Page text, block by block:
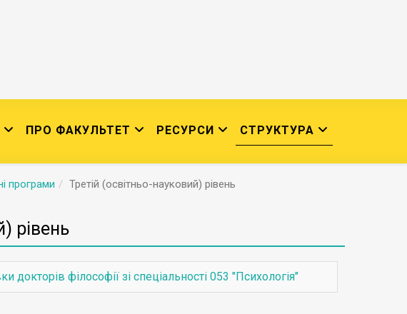
ПРО ФАКУЛЬТЕТ РЕСУРСИ СТРУКТУРА
програми Третій (освітньо-науковий) рівень
рівень
докторів філософії зі спеціальності 053 "Психологія"